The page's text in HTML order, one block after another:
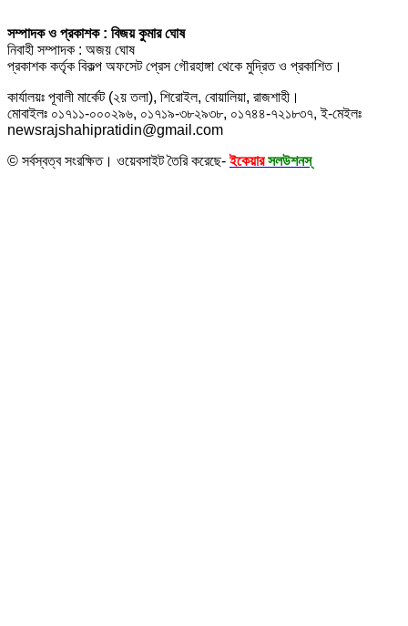
সম্পাদক ও প্রকাশক : বিজয় কুমার ঘোষ
নিবাহী সম্পাদক : অজয় ঘোষ
প্রকাশক কর্তৃক বিকল্প অফসেট প্রেস গৌরহাঙ্গা থেকে মুদ্রিত ও প্রকাশিত।
কার্যালয়ঃ পূবালী মার্কেট (২য় তলা), শিরোইল, বোয়ালিয়া, রাজশাহী।
মোবাইলঃ ০১৭১১-০০০২৯৬, ০১৭১৯-৩৮২৯৩৮, ০১৭৪৪-৭২১৮৩৭, ই-মেইলঃ
newsrajshahipratidin@gmail.com
© সর্বস্বত্ব সংরক্ষিত। ওয়েবসাইট তৈরি করেছে-ইকেয়ার সলউশনস্